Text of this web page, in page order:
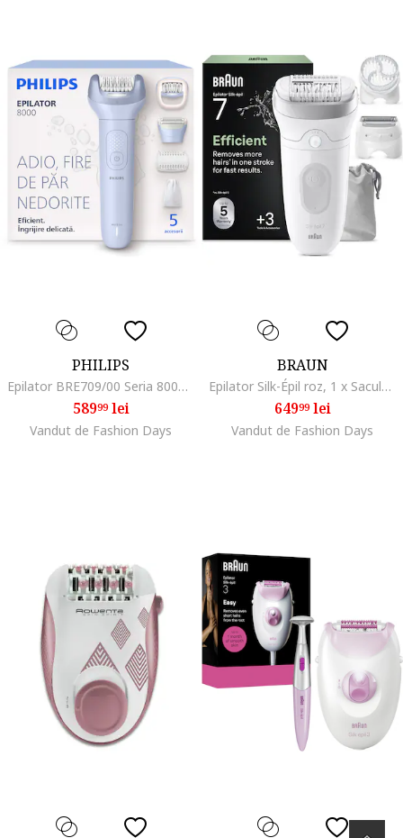
PHILIPS
Epilator BRE709/00 Seria 8000 cu ProGuide 360° pentru epilare precisa, pensete ceramice, cap ras, pieptene, husa, autonomie 60 min
58999lei
Vandut de Fashion Days
BRAUN
Epilator Silk-Épil roz, 1 x Saculet de voiaj/1 x Pieptene/1 x Perie de curatare/1 x Cap de ras/1 x Epilator/1 x Capac pentru contactul cu pielea/1 x Cap pentru exfoliere/1 x Perie pentru exfoliere + capac protectiv
64999lei
Vandut de Fashion Days